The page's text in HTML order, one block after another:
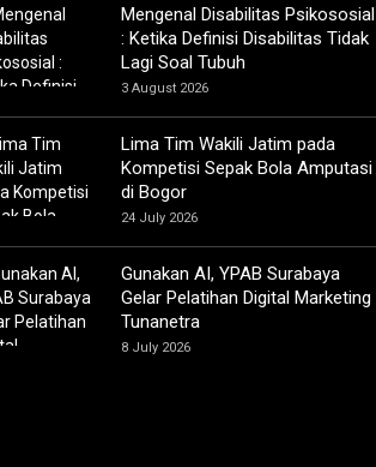
Mengenal Disabilitas Psikososial
: Ketika Definisi Disabilitas Tidak
Lagi Soal Tubuh
3 August 2026
Lima Tim Wakili Jatim pada
Kompetisi Sepak Bola Amputasi
di Bogor
24 July 2026
Gunakan AI, YPAB Surabaya
Gelar Pelatihan Digital Marketing
Tunanetra
8 July 2026